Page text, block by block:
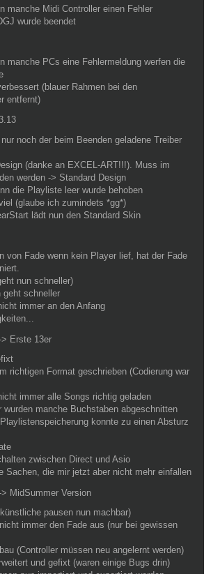
manche Midi Controller einen Fehler
wurde beendet
manche PCs eine Fehlermeldung werfen die
(blauer Rahmen bei den
entfernt)
noch der beim Beenden geladene Treiber
(danke an EXCEL-ART!!!). Muss im
werden -> Standard Design
die Playliste leer wurde behoben
(glaube ich zumindets *gg*)
lädt nun den Standard Skin
von Fade wenn kein Player lief, hat der Fade
nun schneller)
geht schneller
immer an den Anfang
Erste 13er
richtigen Format geschrieben (Codierung war
immer alle Songs richtig geladen
wurden manche Buchstaben abgeschnitten
konnte zu einen Absturz
zwischen Direct und Asio
Sachen, die mir jetzt aber nicht mehr einfallen
MidSummer Version
pausen nun machbar)
immer den Fade aus (nur bei gewissen
(Controller müssen neu angelernt werden)
und gefixt (waren einige Bugs drin)